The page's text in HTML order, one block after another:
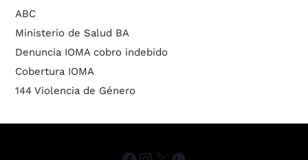
ABC
Ministerio de Salud BA
Denuncia IOMA cobro indebido
Cobertura IOMA
144 Violencia de Género